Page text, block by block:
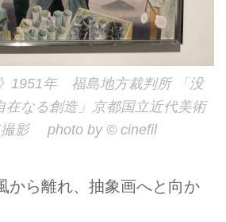
1951年 福島地方裁判所 「没
在なる創造」京都国立近代美術
撮影 photo by © cinefil
から離れ、抽象画へと向か